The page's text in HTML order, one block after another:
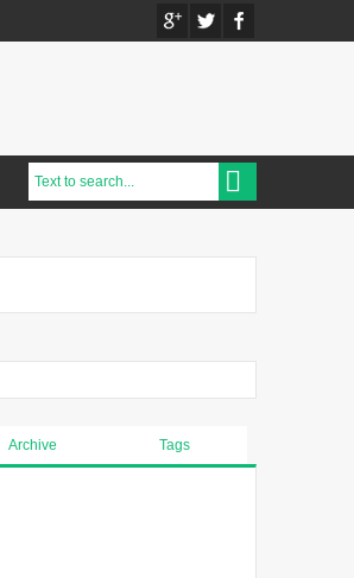
Archive Tags